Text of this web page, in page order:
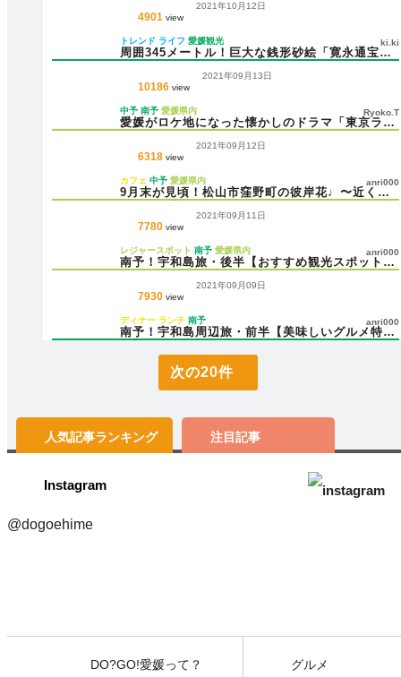
4901 view
2021年10月12日
周囲345メートル！巨大な銭形砂絵「寛永通宝」
トレンド ライフ 愛媛観光 ki.ki
10186 view
2021年09月13日
愛媛がロケ地になった懐かしのドラマ「東京ラブ
中予 南予 愛媛県内 Ryoko.T
6318 view
2021年09月12日
9月末が見頃！松山市窪野町の彼岸花♩〜近くの
カフェ 中予 愛媛県内 anri000
7780 view
2021年09月11日
南予！宇和島旅・後半【おすすめ観光スポット】
レジャースポット 南予 愛媛県内 anri000
7930 view
2021年09月09日
南予！宇和島周辺旅・前半【美味しいグルメ特
ディナー ランチ 南予 anri000
次の20件
人気記事ランキング 注目記事
Instagram
@dogoehime
DO?GO!愛媛って？ グルメ